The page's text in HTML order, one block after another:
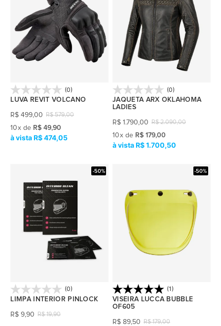
(0)
LUVA REVIT VOLCANO
R$ 579,00
R$ 499,00
10x de R$ 49,90
R$ 474,05
(0)
JAQUETA ARX OKLAHOMA
LADIES
R$ 2.090,00
R$ 1.790,00
10x de R$ 179,00
R$ 1.700,50
-50%
(0)
LIMPA INTERIOR PINLOCK
R$ 19,90
R$ 9,90
-50%
(1)
VISEIRA LUCCA BUBBLE
OF605
R$ 179,00
R$ 89,50